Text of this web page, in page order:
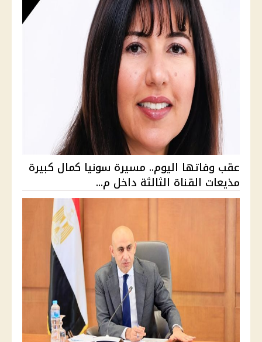
عقب وفاتها اليوم.. مسيرة سونيا كمال كبيرة
مذيعات القناة الثالثة داخل م...